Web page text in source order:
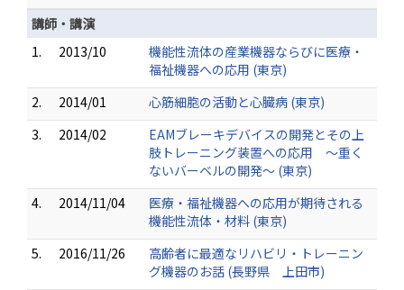
講師・講演
1.
2013/10
機能性流体の産業機器ならびに医療・
福祉機器への応用 (東京)
2.
2014/01
心筋細胞の活動と心臓病 (東京)
3.
2014/02
EAMブレーキデバイスの開発とその上
肢トレーニング装置への応用 ～重く
ないバーベルの開発～ (東京)
4.
2014/11/04
医療・福祉機器への応用が期待される
機能性流体・材料 (東京)
5.
2016/11/26
高齢者に最適なリハビリ・トレーニン
グ機器のお話 (長野県 上田市)